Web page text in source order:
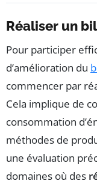
Réaliser un
Pour participer
d’amélioration du
commencer par
Cela implique de
consommation
méthodes de
une évaluation
domaines où des